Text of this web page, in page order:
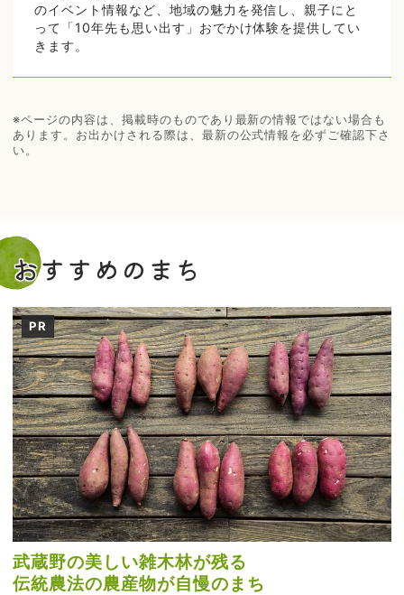
のイベント情報など、地域の魅力を発信し、親子にと
って「10年先も思い出す」おでかけ体験を提供してい
きます。
※ページの内容は、掲載時のものであり最新の情報ではない場合も
あります。お出かけされる際は、最新の公式情報を必ずご確認下さ
い。
おすすめのまち
PR
武蔵野の美しい雑木林が残る
伝統農法の農産物が自慢のまち